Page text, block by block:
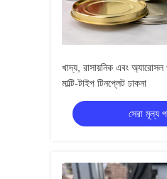
খাদ্য, রাসায়নিক এবং অ্যারোসল
মাল্টি-টাইপ টিনপ্লেট ঢাকনা
সেরা মূল্য